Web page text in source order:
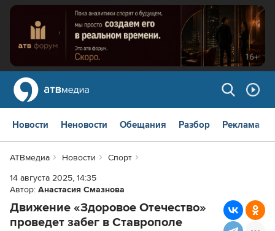
Новости Неновости Обещания Разбор Реклама
АТВмедиа Новости
Спорт
14 августа 2025, 14:35
Автор: Анастасия Смазнова
Движение «Здоровое Отечество»
проведет забег в Ставрополе